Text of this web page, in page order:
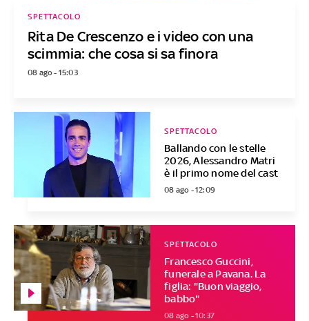
Rita De Crescenzo e i video con una
scimmia: che cosa si sa finora
SPETTACOLO
08 ago - 15:03
Ballando con le stelle
2026, Alessandro Matri
è il primo nome del cast
SPETTACOLO
08 ago - 12:09
Francesco Guccini,
funerale a Pavana. La
figlia: "Buon viaggio,
babbo"
SPETTACOLO
08 ago - 10:37